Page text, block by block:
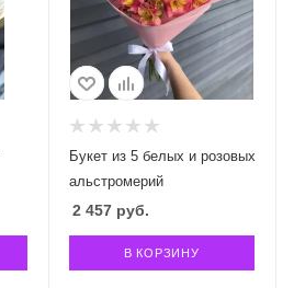
Букет из 5 белых и розовых
альстромерий
2 457руб.
В КОРЗИНУ